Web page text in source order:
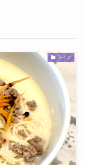
ライフ